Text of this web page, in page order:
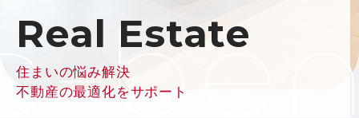
Real Estate
住まいの悩み解決
不動産の最適化をサポート